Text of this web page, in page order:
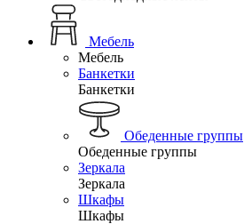
Мебель
Мебель
Банкетки
Банкетки
Обеденные группы
Обеденные группы
Зеркала
Зеркала
Шкафы
Шкафы